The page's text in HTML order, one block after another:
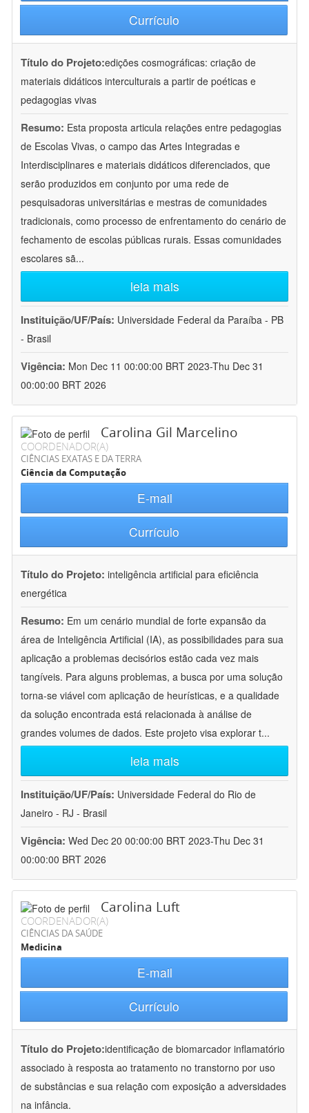
Currículo
Título do Projeto:edições cosmográficas: criação de
materiais didáticos interculturais a partir de poéticas e
pedagogias vivas
Resumo: Esta proposta articula relações entre pedagogias
de Escolas Vivas, o campo das Artes Integradas e
Interdisciplinares e materiais didáticos diferenciados, que
serão produzidos em conjunto por uma rede de
pesquisadoras universitárias e mestras de comunidades
tradicionais, como processo de enfrentamento do cenário de
fechamento de escolas públicas rurais. Essas comunidades
escolares sã...
leia mais
Instituição/UF/País: Universidade Federal da Paraíba - PB
- Brasil
Vigência: Mon Dec 11 00:00:00 BRT 2023-Thu Dec 31
00:00:00 BRT 2026
Carolina Gil Marcelino
COORDENADOR(A)
CIÊNCIAS EXATAS E DA TERRA
Ciência da Computação
E-mail
Currículo
Título do Projeto: inteligência artificial para eficiência
energética
Resumo: Em um cenário mundial de forte expansão da
área de Inteligência Artificial (IA), as possibilidades para sua
aplicação a problemas decisórios estão cada vez mais
tangíveis. Para alguns problemas, a busca por uma solução
torna-se viável com aplicação de heurísticas, e a qualidade
da solução encontrada está relacionada à análise de
grandes volumes de dados. Este projeto visa explorar t...
leia mais
Instituição/UF/País: Universidade Federal do Rio de
Janeiro - RJ - Brasil
Vigência: Wed Dec 20 00:00:00 BRT 2023-Thu Dec 31
00:00:00 BRT 2026
Carolina Luft
COORDENADOR(A)
CIÊNCIAS DA SAÚDE
Medicina
E-mail
Currículo
Título do Projeto:identificação de biomarcador inflamatório
associado à resposta ao tratamento no transtorno por uso
de substâncias e sua relação com exposição a adversidades
na infância.